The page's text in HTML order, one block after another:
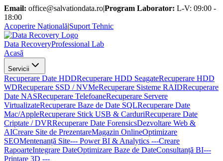
Email: office@salvationdata.ro|Program Laborator: L-V: 09:00 -
18:00
Acoperire Națională|Suport Tehnic
Data RecoveryProfessional Lab
Acasă
Servicii
Recuperare Date HDDRecuperare HDD SeagateRecuperare HDD
WDRecuperare SSD / NVMeRecuperare Sisteme RAIDRecuperare
Date NASRecuperare TelefoaneRecuperare Servere
VirtualizateRecuperare Baze de Date SQLRecuperare Date
Mac/AppleRecuperare Stick USB & CarduriRecuperare Date
Criptate / DVRRecuperare Date ForensicsDezvoltare Web &
AICreare Site de PrezentareMagazin OnlineOptimizare
SEOMentenanță Site--- Power BI & Analytics ---Creare
RapoarteIntegrare DateOptimizare Baze de DateConsultanță BI---
Printare 3D ---